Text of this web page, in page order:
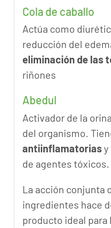
Cola de caballo
Actúa como
reducción del
eliminación de las
riñones
Abedul
Activador de la
del organismo.
antiinflamatoriasy
de agentes tóxicos.
La acción conjunta
ingredientes hace
producto ideal para